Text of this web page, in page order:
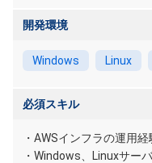
開発環境
Windows Linux
必須スキル
・AWSインフラの運用経
・Windows、Linuxサー